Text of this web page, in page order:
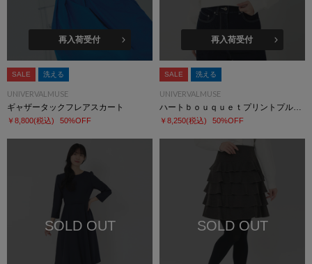
再入荷受付
SALE 洗える
UNIVERVALMUSE
ギャザータックフレアスカート
￥8,800(税込) 50%OFF
再入荷受付
SALE 洗える
UNIVERVALMUSE
ハートｂｏｕｑｕｅｔプリントプルオーバー
￥8,250(税込) 50%OFF
SOLD OUT SOLD OUT